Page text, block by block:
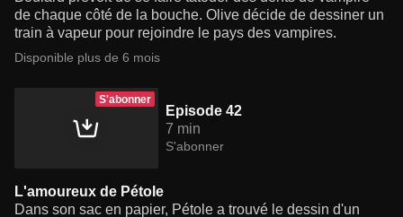
de chaque côté de la bouche. Olive décide de dessiner un
train à vapeur pour rejoindre le pays des vampires.
Disponible plus de 6 mois
S'abonner
Episode 42
7 min
S'abonner
L'amoureux de Pétole
Dans son sac en papier, Pétole a trouvé le dessin d'un